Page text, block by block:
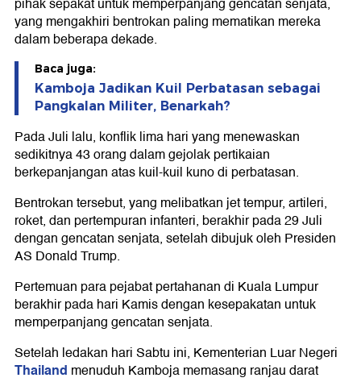
pihak sepakat untuk memperpanjang gencatan senjata,
yang mengakhiri bentrokan paling mematikan mereka
dalam beberapa dekade.
Baca juga:
Kamboja Jadikan Kuil Perbatasan sebagai
Pangkalan Militer, Benarkah?
Pada Juli lalu, konflik lima hari yang menewaskan
sedikitnya 43 orang dalam gejolak pertikaian
berkepanjangan atas kuil-kuil kuno di perbatasan.
Bentrokan tersebut, yang melibatkan jet tempur, artileri,
roket, dan pertempuran infanteri, berakhir pada 29 Juli
dengan gencatan senjata, setelah dibujuk oleh Presiden
AS Donald Trump.
Pertemuan para pejabat pertahanan di Kuala Lumpur
berakhir pada hari Kamis dengan kesepakatan untuk
memperpanjang gencatan senjata.
Setelah ledakan hari Sabtu ini, Kementerian Luar Negeri
Thailand menuduh Kamboja memasang ranjau darat